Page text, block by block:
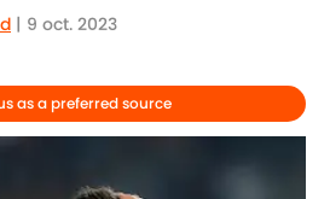
| 9 oct. 2023
as a preferred source